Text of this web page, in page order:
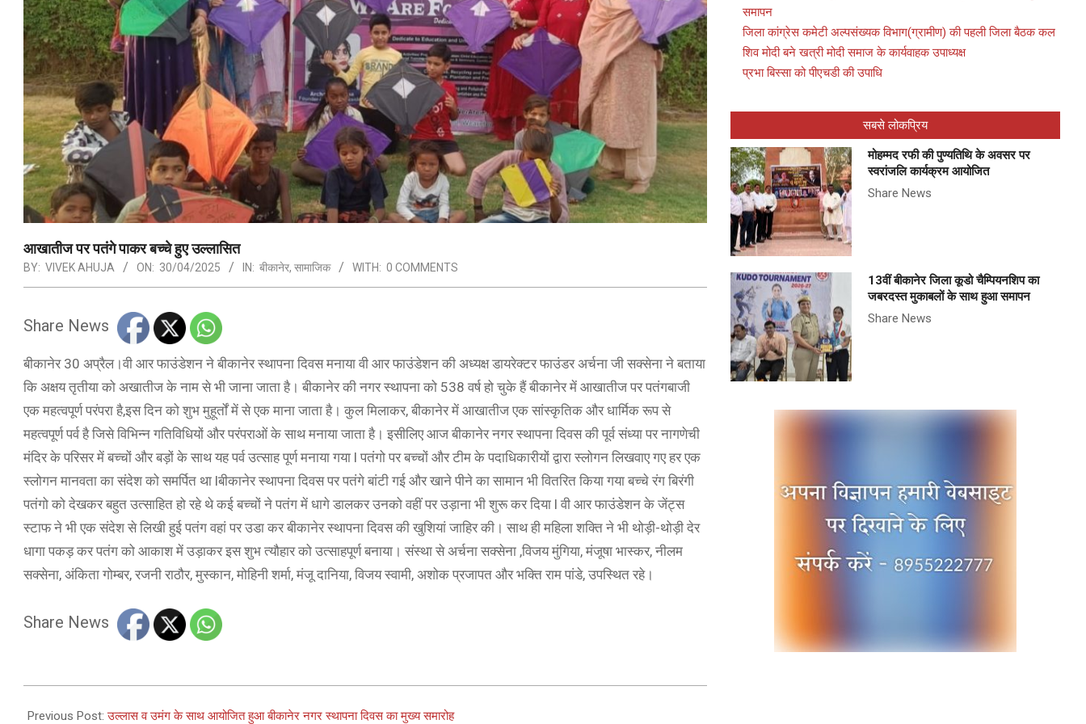
आखातीज पर पतंगे पाकर बच्चे हुए उल्लासित
BY: VIVEK AHUJA ON: 30/04/2025 IN: बीकानेर, सामाजिक WITH: 0 COMMENTS
Share News
बीकानेर 30 अप्रैल।वी आर फाउंडेशन ने बीकानेर स्थापना दिवस मनाया वी आर फाउंडेशन की अध्यक्ष डायरेक्टर फाउंडर अर्चना जी सक्सेना ने बताया
कि अक्षय तृतीया को अखातीज के नाम से भी जाना जाता है। बीकानेर की नगर स्थापना को 538 वर्ष हो चुके हैं बीकानेर में आखातीज पर पतंगबाजी
एक महत्वपूर्ण परंपरा है,इस दिन को शुभ मुहूर्तों में से एक माना जाता है। कुल मिलाकर, बीकानेर में आखातीज एक सांस्कृतिक और धार्मिक रूप से
महत्वपूर्ण पर्व है जिसे विभिन्न गतिविधियों और परंपराओं के साथ मनाया जाता है। इसीलिए आज बीकानेर नगर स्थापना दिवस की पूर्व संध्या पर नागणेची
मंदिर के परिसर में बच्चों और बड़ों के साथ यह पर्व उत्साह पूर्ण मनाया गया l पतंगो पर बच्चों और टीम के पदाधिकारीयों द्वारा स्लोगन लिखवाए गए हर एक
स्लोगन मानवता का संदेश को समर्पित था lबीकानेर स्थापना दिवस पर पतंगे बांटी गई और खाने पीने का सामान भी वितरित किया गया बच्चे रंग बिरंगी
पतंगो को देखकर बहुत उत्साहित हो रहे थे कई बच्चों ने पतंग में धागे डालकर उनको वहीं पर उड़ाना भी शुरू कर दिया l वी आर फाउंडेशन के जेंट्स
स्टाफ ने भी एक संदेश से लिखी हुई पतंग वहां पर उडा कर बीकानेर स्थापना दिवस की खुशियां जाहिर की। साथ ही महिला शक्ति ने भी थोड़ी-थोड़ी देर
धागा पकड़ कर पतंग को आकाश में उड़ाकर इस शुभ त्यौहार को उत्साहपूर्ण बनाया। संस्था से अर्चना सक्सेना ,विजय मुंगिया, मंजूषा भास्कर, नीलम
सक्सेना, अंकिता गोम्बर, रजनी राठौर, मुस्कान, मोहिनी शर्मा, मंजू दानिया, विजय स्वामी, अशोक प्रजापत और भक्ति राम पांडे, उपस्थित रहे।
Share News
04-
Previous Post:उल्लास व उमंग के साथ आयोजित हुआ बीकानेर नगर स्थापना दिवस का मुख्य समारोह
समापन
जिला कांग्रेस कमेटी अल्पसंख्यक विभाग(ग्रामीण) की पहली जिला बैठक कल
शिव मोदी बने खत्री मोदी समाज के कार्यवाहक उपाध्यक्ष
प्रभा बिस्सा को पीएचडी की उपाधि
सबसे लोकप्रिय
मोहम्मद रफी की पुण्यतिथि के अवसर पर
स्वरांजलि कार्यक्रम आयोजित
Share News
13वीं बीकानेर जिला कूडो चैम्पियनशिप का
जबरदस्त मुकाबलों के साथ हुआ समापन
Share News